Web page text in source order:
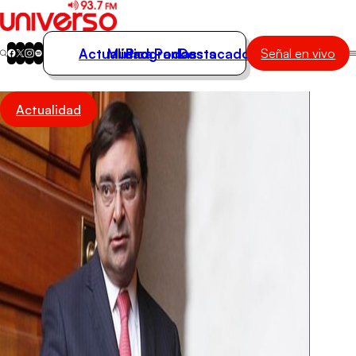
Actualidad
Música
Programas
Podcasts
Destacados
Actualidad
Música
Programas
Podcasts
Destacados Señal en vivo
Actualidad